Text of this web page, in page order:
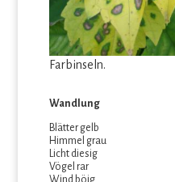
Farbinseln.
Wandlung
Blätter gelb
Himmel grau
Licht diesig
Vögel rar
Wind böig